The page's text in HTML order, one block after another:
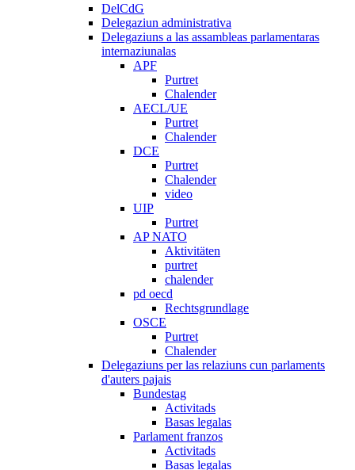
DelCdG
Delegaziun administrativa
Delegaziuns a las assambleas parlamentaras
internaziunalas
APF
Purtret
Chalender
AECL/UE
Purtret
Chalender
DCE
Purtret
Chalender
video
UIP
Purtret
AP NATO
Aktivitäten
purtret
chalender
pd oecd
Rechtsgrundlage
OSCE
Purtret
Chalender
Delegaziuns per las relaziuns cun parlaments
d'auters pajais
Bundestag
Activitads
Basas legalas
Parlament franzos
Activitads
Basas legalas